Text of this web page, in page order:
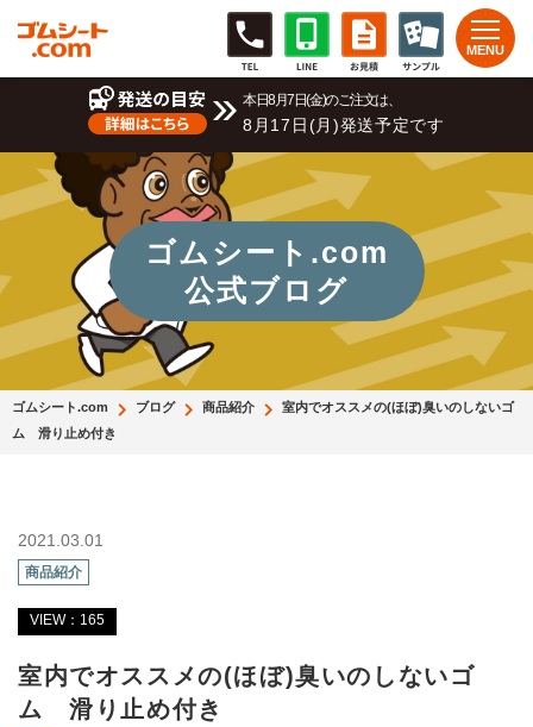
本日8月7日(金)のご注文は、
8月17日(月)発送予定です
ゴムシート.com
公式ブログ
ゴムシート.com ブログ 商品紹介
室内でオススメの(ほぼ)臭いのしないゴ
ム 滑り止め付き
2021.03.01
商品紹介
VIEW：165
室内でオススメの(ほぼ)臭いのしないゴ
ム 滑り止め付き